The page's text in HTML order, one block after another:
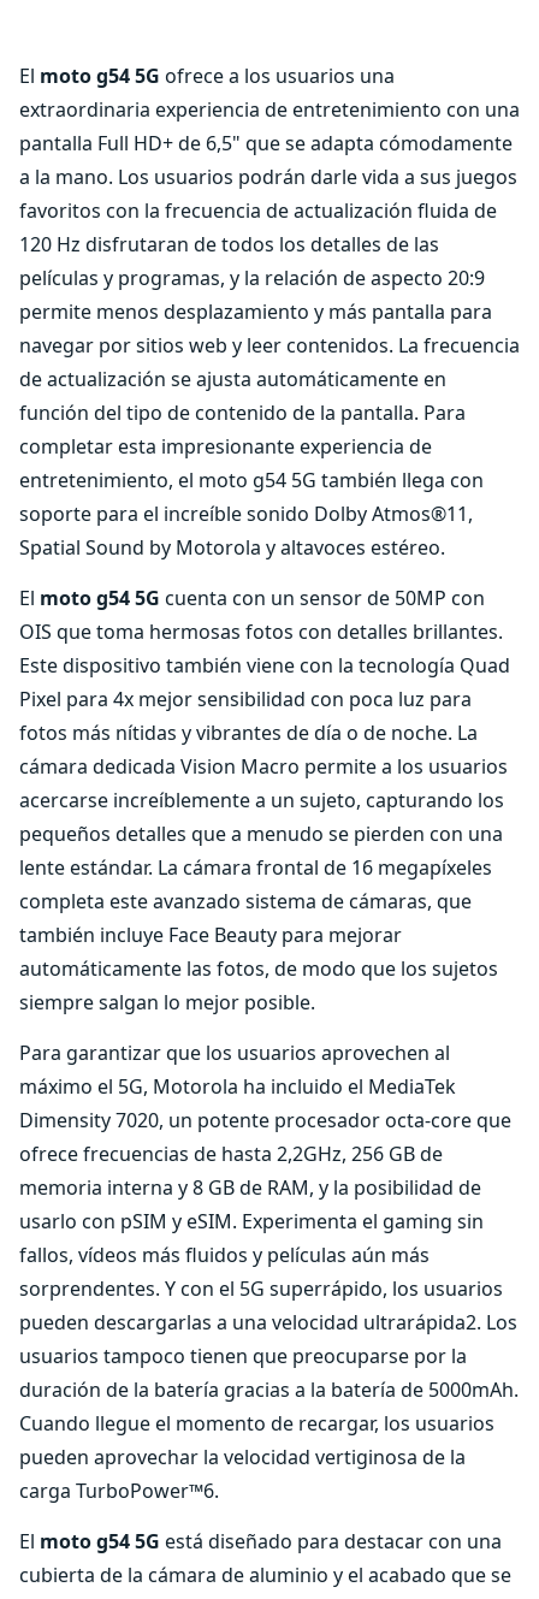
El moto g54 5G ofrece a los usuarios una
extraordinaria experiencia de entretenimiento con una
pantalla Full HD+ de 6,5" que se adapta cómodamente
a la mano. Los usuarios podrán darle vida a sus juegos
favoritos con la frecuencia de actualización fluida de
120 Hz disfrutaran de todos los detalles de las
películas y programas, y la relación de aspecto 20:9
permite menos desplazamiento y más pantalla para
navegar por sitios web y leer contenidos. La frecuencia
de actualización se ajusta automáticamente en
función del tipo de contenido de la pantalla. Para
completar esta impresionante experiencia de
entretenimiento, el moto g54 5G también llega con
soporte para el increíble sonido Dolby Atmos®11,
Spatial Sound by Motorola y altavoces estéreo.
El moto g54 5G cuenta con un sensor de 50MP con
OIS que toma hermosas fotos con detalles brillantes.
Este dispositivo también viene con la tecnología Quad
Pixel para 4x mejor sensibilidad con poca luz para
fotos más nítidas y vibrantes de día o de noche. La
cámara dedicada Vision Macro permite a los usuarios
acercarse increíblemente a un sujeto, capturando los
pequeños detalles que a menudo se pierden con una
lente estándar. La cámara frontal de 16 megapíxeles
completa este avanzado sistema de cámaras, que
también incluye Face Beauty para mejorar
automáticamente las fotos, de modo que los sujetos
siempre salgan lo mejor posible.
Para garantizar que los usuarios aprovechen al
máximo el 5G, Motorola ha incluido el MediaTek
Dimensity 7020, un potente procesador octa-core que
ofrece frecuencias de hasta 2,2GHz, 256 GB de
memoria interna y 8 GB de RAM, y la posibilidad de
usarlo con pSIM y eSIM. Experimenta el gaming sin
fallos, vídeos más fluidos y películas aún más
sorprendentes. Y con el 5G superrápido, los usuarios
pueden descargarlas a una velocidad ultrarápida2. Los
usuarios tampoco tienen que preocuparse por la
duración de la batería gracias a la batería de 5000mAh.
Cuando llegue el momento de recargar, los usuarios
pueden aprovechar la velocidad vertiginosa de la
carga TurboPower™6.
El moto g54 5G está diseñado para destacar con una
cubierta de la cámara de aluminio y el acabado que se